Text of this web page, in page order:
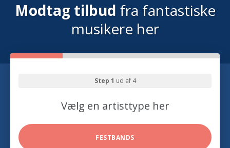
Modtag tilbud fra fantastiske
musikere her
Step 1 ud af 4
Vælg en artisttype her
FESTBANDS